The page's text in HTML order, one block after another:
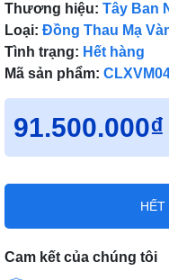
Thương hiệu: Tây Ban
Loại: Đồng Thau Mạ
Tình trạng: Hết hàng
Mã sản phẩm:
91.500.000₫
HẾT
Cam kết của chúng tôi